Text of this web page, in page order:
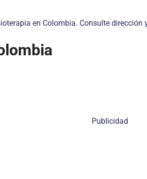
en Colombia. Consulte
Publicidad